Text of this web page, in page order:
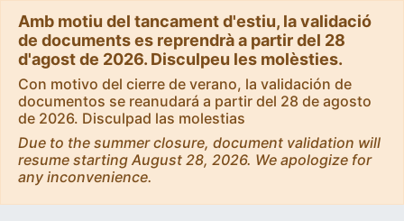
Amb motiu del tancament d'estiu, la validació
de documents es reprendrà a partir del 28
d'agost de 2026. Disculpeu les molèsties.
Con motivo del cierre de verano, la validación de
documentos se reanudará a partir del 28 de agosto
de 2026. Disculpad las molestias
Due to the summer closure, document validation will
resume starting August 28, 2026. We apologize for
any inconvenience.